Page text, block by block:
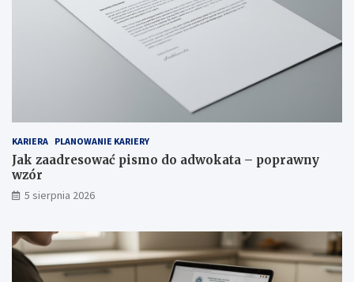
KARIERA PLANOWANIE KARIERY
Jak zaadresować pismo do adwokata – poprawny
wzór
5 sierpnia 2026